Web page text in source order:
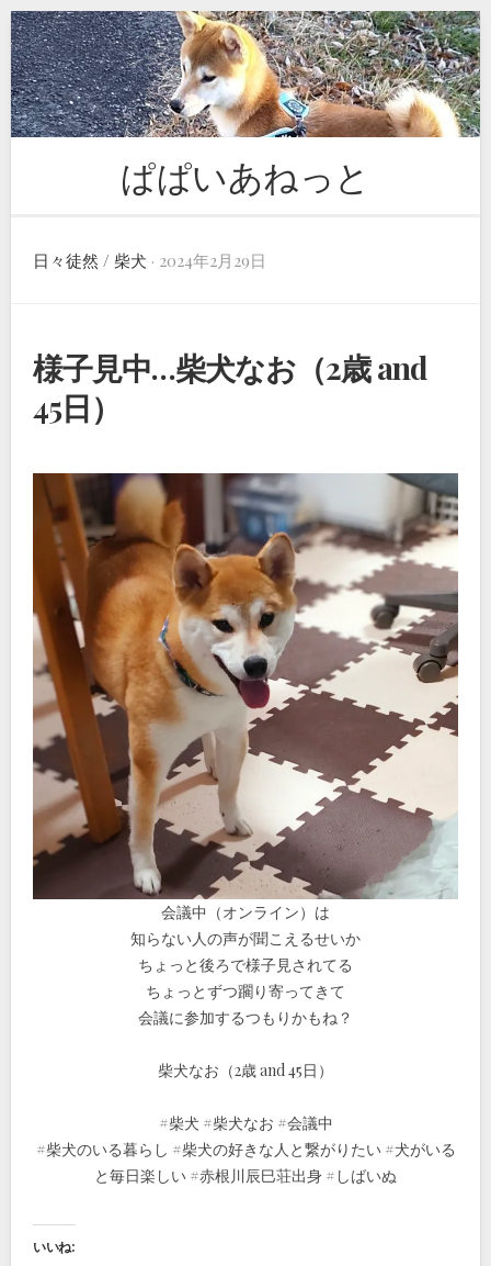
Skip
to
content
ぱぱいあねっと
日々徒然 / 柴犬 · 2024年2月29日
様子見中…柴犬なお（2歳 and
45日）
会議中（オンライン）は
知らない人の声が聞こえるせいか
ちょっと後ろで様子見されてる
ちょっとずつ躙り寄ってきて
会議に参加するつもりかもね？
柴犬なお（2歳 and 45日）
#柴犬 #柴犬なお #会議中
#柴犬のいる暮らし #柴犬の好きな人と繋がりたい #犬がいる
と毎日楽しい #赤根川辰巳荘出身 #しばいぬ
いいね: